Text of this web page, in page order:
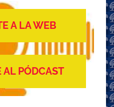
A LA WEB
AL PÓDCAST